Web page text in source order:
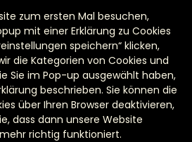
zum ersten Mal besuchen,
mit einer Erklärung zu Cookies
speichern“ klicken,
die Kategorien von Cookies und
Sie im Pop-up ausgewählt haben,
beschrieben. Sie können die
über Ihren Browser deaktivieren,
dass dann unsere Website
richtig funktioniert.